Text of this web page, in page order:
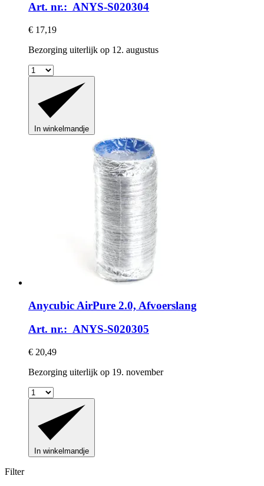
Art. nr.: ANYS-S020304
€ 17,19
Bezorging uiterlijk op 12. augustus
In winkelmandje
Anycubic AirPure 2.0, Afvoerslang
Art. nr.: ANYS-S020305
€ 20,49
Bezorging uiterlijk op 19. november
In winkelmandje
Filter